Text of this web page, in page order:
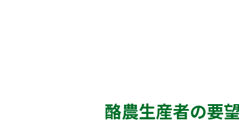
酪農生産者の要